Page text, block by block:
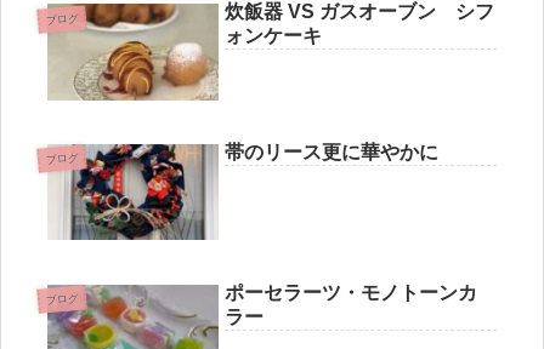
ブログ
炊飯器 VS ガスオーブン シフ
ォンケーキ
ブログ 帯のリース更に華やかに
ブログ
ポーセラーツ・モノトーンカ
ラー